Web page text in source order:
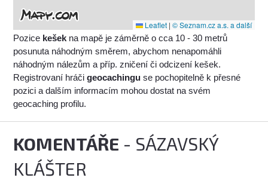
Leaflet | © Seznam.cz a.s. a další
Pozice kešek na mapě je záměrně o cca 10 - 30 metrů
posunuta náhodným směrem, abychom nenapomáhli
náhodným nálezům a příp. zničení či odcizení kešek.
Registrovaní hráčigeocachingu se pochopitelně k přesné
pozici a dalším informacím mohou dostat na svém
geocaching profilu.
KOMENTÁŘE - SÁZAVSKÝ
KLÁŠTER